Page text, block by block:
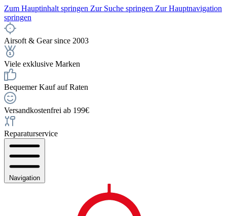
Zum Hauptinhalt springen Zur Suche springen Zur Hauptnavigation
springen
Airsoft & Gear since 2003
Viele exklusive Marken
Bequemer Kauf auf Raten
Versandkostenfrei ab 199€
Reparaturservice
Navigation